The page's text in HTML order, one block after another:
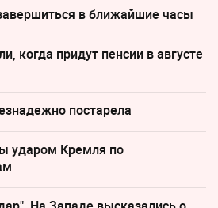
в ближайшие часы
когда придут пенсии в августе
постарела
ударом Кремля по